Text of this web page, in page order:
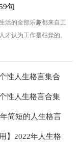
句
活的全部乐趣都来自工
才认为工作是枯燥的。
性人生格言集合
性人生格言合集
简短的人生格言
锦49句
用】2022年人生格